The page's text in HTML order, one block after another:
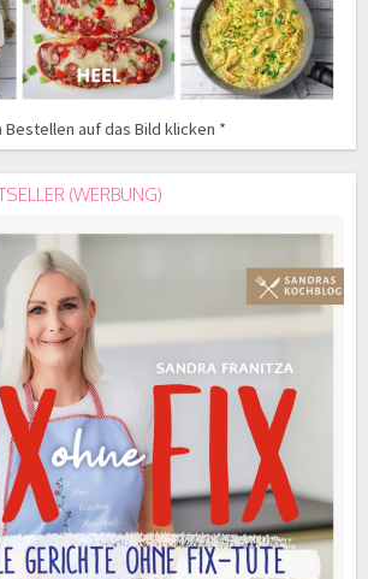
Bestellen auf das Bild klicken *
(WERBUNG)